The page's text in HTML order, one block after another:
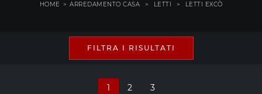
HOME > ARREDAMENTO CASA > LETTI > LETTI EXCÒ
FILTRA I RISULTATI
1 2 3